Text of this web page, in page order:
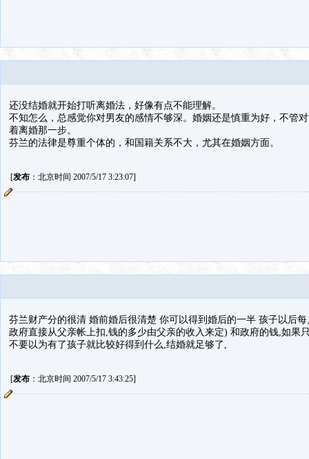
还没结婚就开始打听离婚法，好像有点不能理解。
不知怎么，总感觉你对男友的感情不够深。婚姻还是慎重为好，不管
着离婚那一步。
芬兰的法律是尊重个体的，和国籍关系不大，尤其在婚姻方面。
[发布：北京时间 2007/5/17 3:23:07]
芬兰财产分的很清 婚前婚后很清楚 你可以得到婚后的一半 孩子以后
政府直接从父亲帐上扣,钱的多少由父亲的收入来定) 和政府的钱,如果
不要以为有了孩子就比较好得到什么,结婚就足够了,
[发布：北京时间 2007/5/17 3:43:25]